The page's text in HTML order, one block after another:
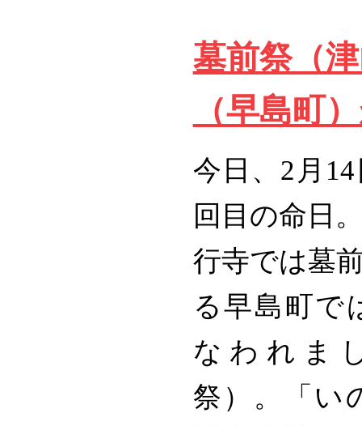
墓前祭（
（早島町
今日、2月
回目の命日
行寺では墓
る早島町で
なわれま
祭）。「い